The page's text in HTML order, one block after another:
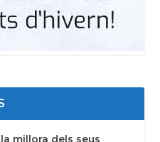
millora dels seus